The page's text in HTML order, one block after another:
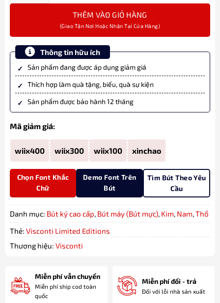
THÊM VÀO GIỎ HÀNG
Thông tin hữu ích
Sản phẩm đang được áp dụng giảm giá
Thích hợp làm quà tặng, biếu, quà sự kiện
Sản phẩm được bảo hành 12 tháng
Mã giảm giá:
wiix400 wiix300 wiix100 xinchao
Chọn Font Khắc
Chữ
Demo Font Trên
Bút
Tìm Bút Theo Yêu
Cầu
Danh mục: Bút ký cao cấp, Bút máy (Bút mực), Kim, Nam,Thổ
Thẻ: Visconti Limited Editions
Thương hiệu: Visconti
Miễn phí vẫn chuyển
Miễn phí ship cod toàn
quốc
Miễn phí đổi - trả
Đối với lỗi nhà sản xuất